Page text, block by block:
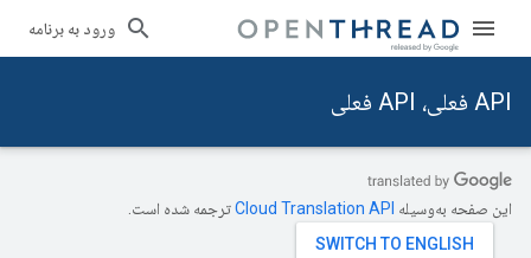
ورود به برنامه
API فعلی، API فعلی
این صفحه به‌وسیله ترجمه شده است.